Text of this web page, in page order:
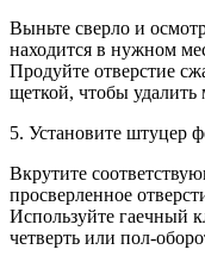
Выньте сверло и
находится в нужном
Продуйте отверстие
щеткой, чтобы удалить
5. Установите штуцер
Вкрутите
просверленное
Используйте гаечный
четверть или пол-